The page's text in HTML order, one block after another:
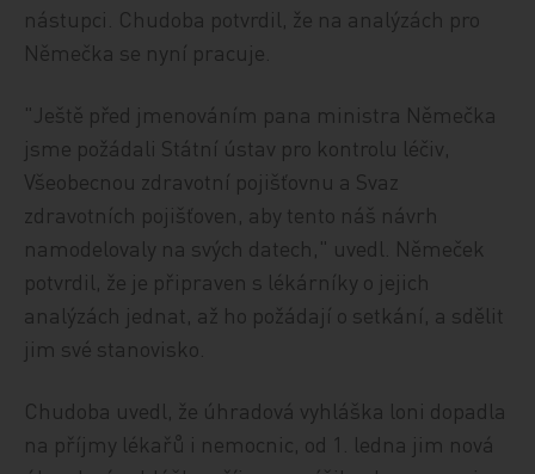
nástupci. Chudoba potvrdil, že na analýzách pro
Němečka se nyní pracuje.
"Ještě před jmenováním pana ministra Němečka
jsme požádali Státní ústav pro kontrolu léčiv,
Všeobecnou zdravotní pojišťovnu a Svaz
zdravotních pojišťoven, aby tento náš návrh
namodelovaly na svých datech," uvedl. Němeček
potvrdil, že je připraven s lékárníky o jejich
analýzách jednat, až ho požádají o setkání, a sdělit
jim své stanovisko.
Chudoba uvedl, že úhradová vyhláška loni dopadla
na příjmy lékařů i nemocnic, od 1. ledna jim nová